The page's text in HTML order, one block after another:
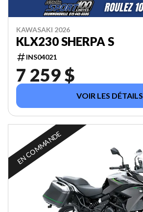
KAWASAKI 2026
KLX230 SHERPA S
INS04021
7 259 $
VOIR LES DÉTAILS
EN COMMANDE